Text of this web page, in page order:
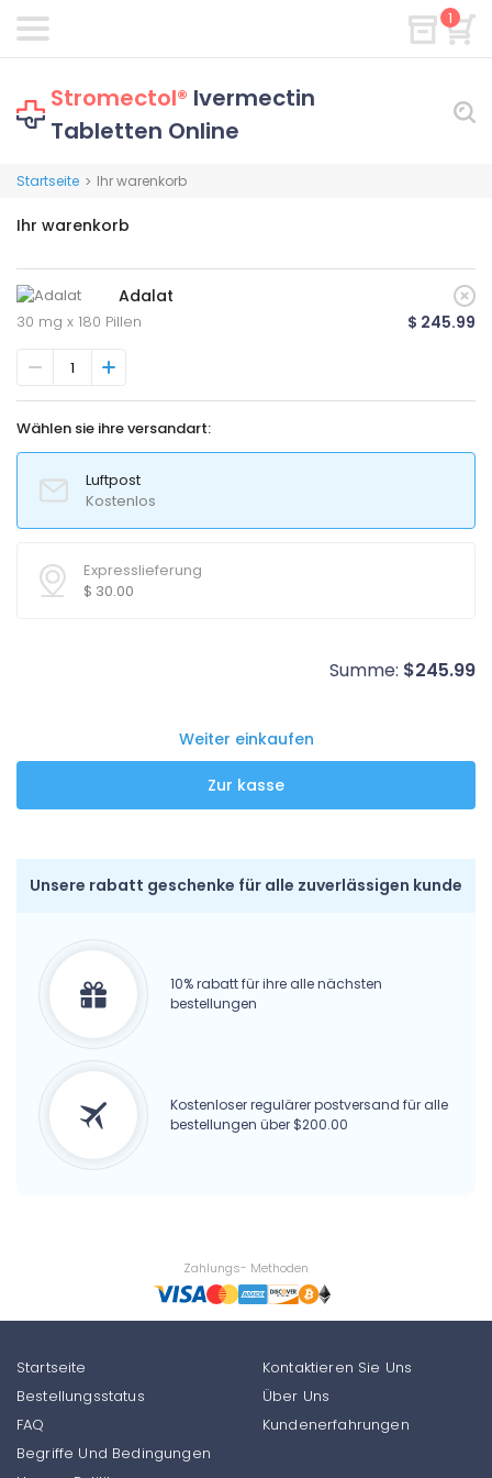
1
Stromectol® Ivermectin
Tabletten Online
Startseite > Ihr warenkorb
Ihr warenkorb
Adalat
30 mg x 180 Pillen $ 245.99
Wählen sie ihre versandart:
Luftpost
Kostenlos
Expresslieferung
$ 30.00
Summe: $245.99
Weiter einkaufen
Unsere rabatt geschenke für alle zuverlässigen kunde
10% rabatt für ihre alle nächsten
bestellungen
Kostenloser regulärer postversand für alle
bestellungen über $200.00
Zahlungs- Methoden
Startseite
Bestellungsstatus
FAQ
Kontaktieren Sie Uns
Über Uns
Kundenerfahrungen
Begriffe Und Bedingungen